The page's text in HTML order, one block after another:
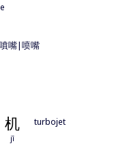
嘴|喷嘴
机
jī
turbojet